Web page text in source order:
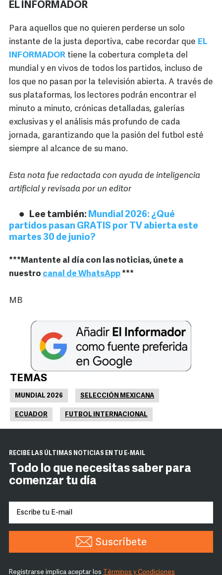
EL INFORMADOR
Para aquellos que no quieren perderse un solo
instante de la justa deportiva, cabe recordar que EL
INFORMADOR tiene la cobertura completa del
mundial y en vivos de todos los partidos, incluso de
los que no pasan por la televisión abierta. A través de
sus plataformas, los lectores podrán encontrar el
minuto a minuto, crónicas detalladas, galerías
exclusivas y el análisis más profundo de cada
jornada, garantizando que la pasión del futbol esté
siempre al alcance de su mano.
Esta nota fue redactada con ayuda de inteligencia
artificial y revisada por un editor
Lee también: Mundial 2026: ¿Qué
partidos pasan GRATIS por TV abierta este
martes 30 de junio?
***Mantente al día con las noticias, únete a
nuestro canal de WhatsApp***
MB
TEMAS
MUNDIAL 2026 SELECCIÓN MEXICANA
ECUADOR FUTBOL INTERNACIONAL
RECIBE LAS ÚLTIMAS NOTICIAS EN TU E-MAIL
Todo lo que necesitas saber para
comenzar tu día
Suscríbete
Registrarse implica aceptar los Términos y Condiciones